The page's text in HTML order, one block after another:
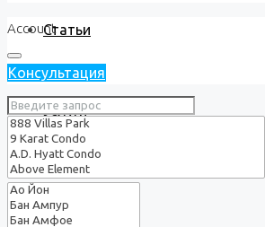
Статьи
Услуги
О нас
Account
Консультация